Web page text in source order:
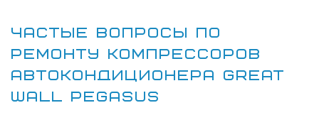
ЧАСТЫЕ ВОПРОСЫ ПО
РЕМОНТУ КОМПРЕССОРОВ
АВТОКОНДИЦИОНЕРА GREAT
WALL PEGASUS